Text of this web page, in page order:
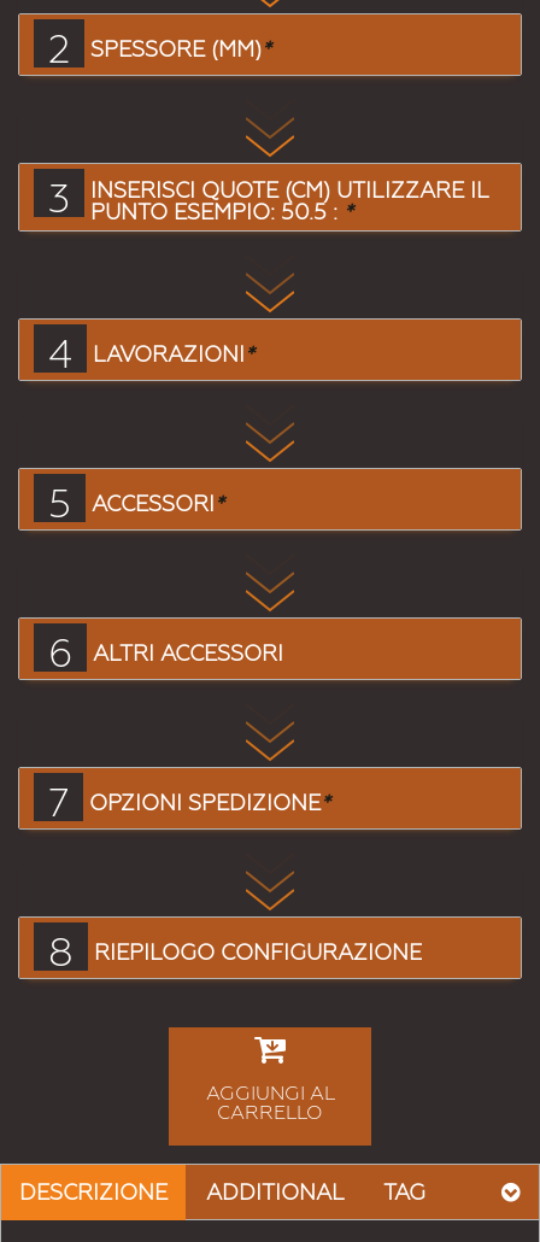
2 SPESSORE (MM)*
3
INSERISCI QUOTE (CM) UTILIZZARE IL
PUNTO ESEMPIO: 50.5 : *
4 LAVORAZIONI*
5 ACCESSORI*
6 ALTRI ACCESSORI
7 OPZIONI SPEDIZIONE*
8 RIEPILOGO CONFIGURAZIONE
AGGIUNGI AL
CARRELLO
DESCRIZIONE ADDITIONAL TAG